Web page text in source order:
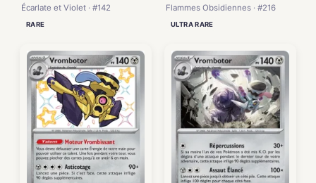
Écarlate et Violet · #142
RARE
Flammes Obsidiennes · #216
ULTRA RARE